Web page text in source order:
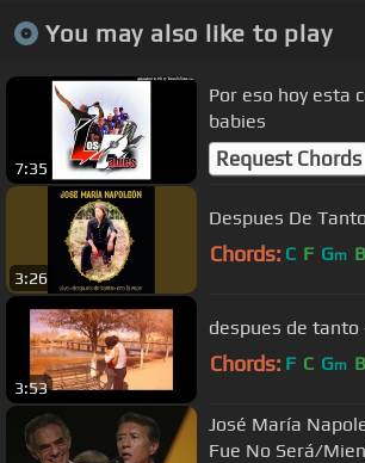
You may also like to play
7:35
Por eso hoy esta
babies
Request Chords
3:26
Despues De Tanto
Chords: C F Gm B
3:53
despues de tanto
Chords: F C Gm B
José María
Fue No Será/